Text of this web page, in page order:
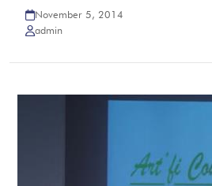
November 5, 2014
admin